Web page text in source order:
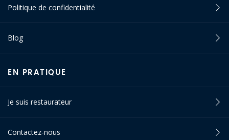
Politique de confidentialité
Blog
EN PRATIQUE
Je suis restaurateur
Contactez-nous